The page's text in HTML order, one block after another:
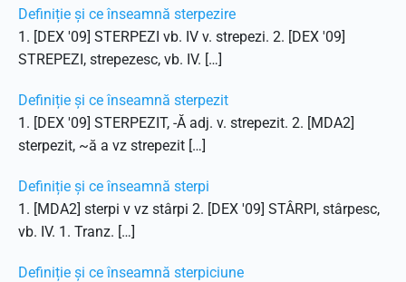
Definiție și ce înseamnă sterpezire
1. [DEX '09] STERPEZI vb. IV v. strepezi. 2. [DEX '09]
STREPEZI, strepezesc, vb. IV. […]
Definiție și ce înseamnă sterpezit
1. [DEX '09] STERPEZIT, -Ă adj. v. strepezit. 2. [MDA2]
sterpezit, ~ă a vz strepezit […]
Definiție și ce înseamnă sterpi
1. [MDA2] sterpi v vz stârpi 2. [DEX '09] STÂRPI, stârpesc,
vb. IV. 1. Tranz. […]
Definiție și ce înseamnă sterpiciune